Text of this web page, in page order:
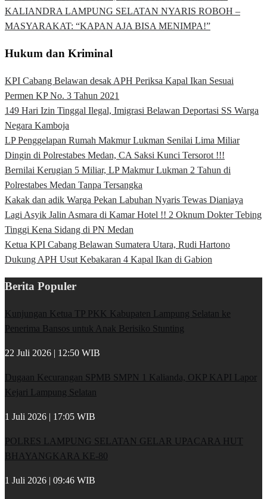
KALIANDRA LAMPUNG SELATAN NYARIS ROBOH –
MASYARAKAT: “KAPAN AJA BISA MENIMPA!”
Hukum dan Kriminal
KPI Cabang Belawan desak APH Periksa Kapal Ikan Sesuai
Permen KP No. 3 Tahun 2021
149 Hari Izin Tinggal Ilegal, Imigrasi Belawan Deportasi SS Warga
Negara Kamboja
LP Penggelapan Rumah Makmur Lukman Senilai Lima Miliar
Dingin di Polrestabes Medan, CA Saksi Kunci Tersorot !!!
Bernilai Kerugian 5 Miliar, LP Makmur Lukman 2 Tahun di
Polrestabes Medan Tanpa Tersangka
Kakak dan adik Warga Pekan Labuhan Nyaris Tewas Dianiaya
Lagi Asyik Jalin Asmara di Kamar Hotel !! 2 Oknum Dokter Tebing
Tinggi Kena Sidang di PN Medan
Ketua KPI Cabang Belawan Sumatera Utara, Rudi Hartono
Dukung APH Usut Kebakaran 4 Kapal Ikan di Gabion
Berita Populer
Kunjungan Ketua TP PKK Kabupaten Lampung Selatan ke
Penerima Bansos untuk Anak Berisiko Stunting
22 Juli 2026 | 12:50 WIB
Dugaan Kecurangan SPMB SMPN 1 Kalianda, OKP KAPI Lapor
Kejari Lampung Selatan
1 Juli 2026 | 17:05 WIB
POLRES LAMPUNG SELATAN GELAR UPACARA HUT
BHAYANGKARA KE-80
1 Juli 2026 | 09:46 WIB